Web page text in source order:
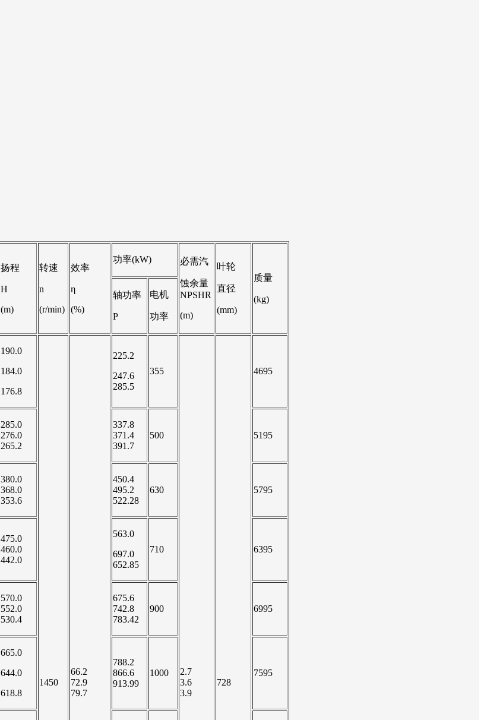
扬程
H
(m)
转速
n
(r/min)
效率
η
(%)
功率(kW) 必需汽
蚀余量
NPSHR
(m)
叶轮
直径
(mm)
质量
(kg)
轴功率
P
电机
功率
190.0
184.0
176.8
1450
66.2
72.9
79.7
225.2
247.6
285.5
355
2.7
3.6
3.9
728
4695
285.0
276.0
265.2
337.8
371.4
391.7
500 5195
380.0
368.0
353.6
450.4
495.2
522.28
630 5795
475.0
460.0
442.0
563.0
697.0
652.85
710 6395
570.0
552.0
530.4
675.6
742.8
783.42
900 6995
665.0
644.0
618.8
788.2
866.6
913.99
1000 7595